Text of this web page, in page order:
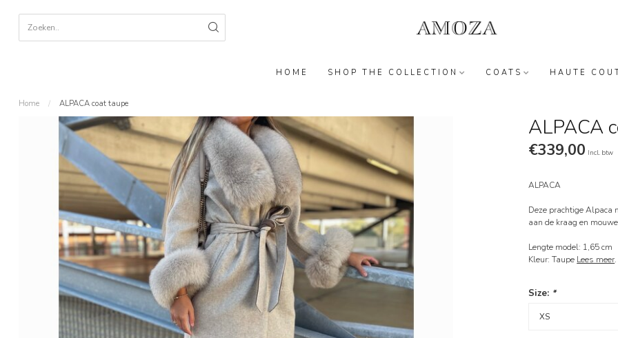
HOME SHOP THE COLLECTION COATS HAUTE
Home / ALPACA coat taupe
ALPACA
€339,00 Incl. btw
ALPACA
Deze prachtige Alpaca
aan de kraag en
Lengte model: 1,65 cm
Kleur: Taupe Lees meer.
Size: *